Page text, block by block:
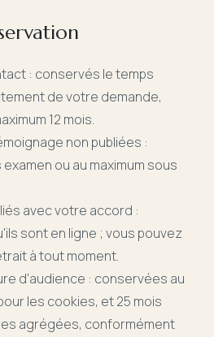
: conservés le temps
de votre demande,
12 mois.
non publiées :
ou au maximum sous
avec votre accord :
sont en ligne ; vous pouvez
à tout moment.
d'audience : conservées au
les cookies, et 25 mois
agrégées, conformément